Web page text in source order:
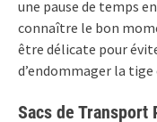
une pause de temps
connaître le bon
être délicate pour
d’endommager la
Sacs de Transport